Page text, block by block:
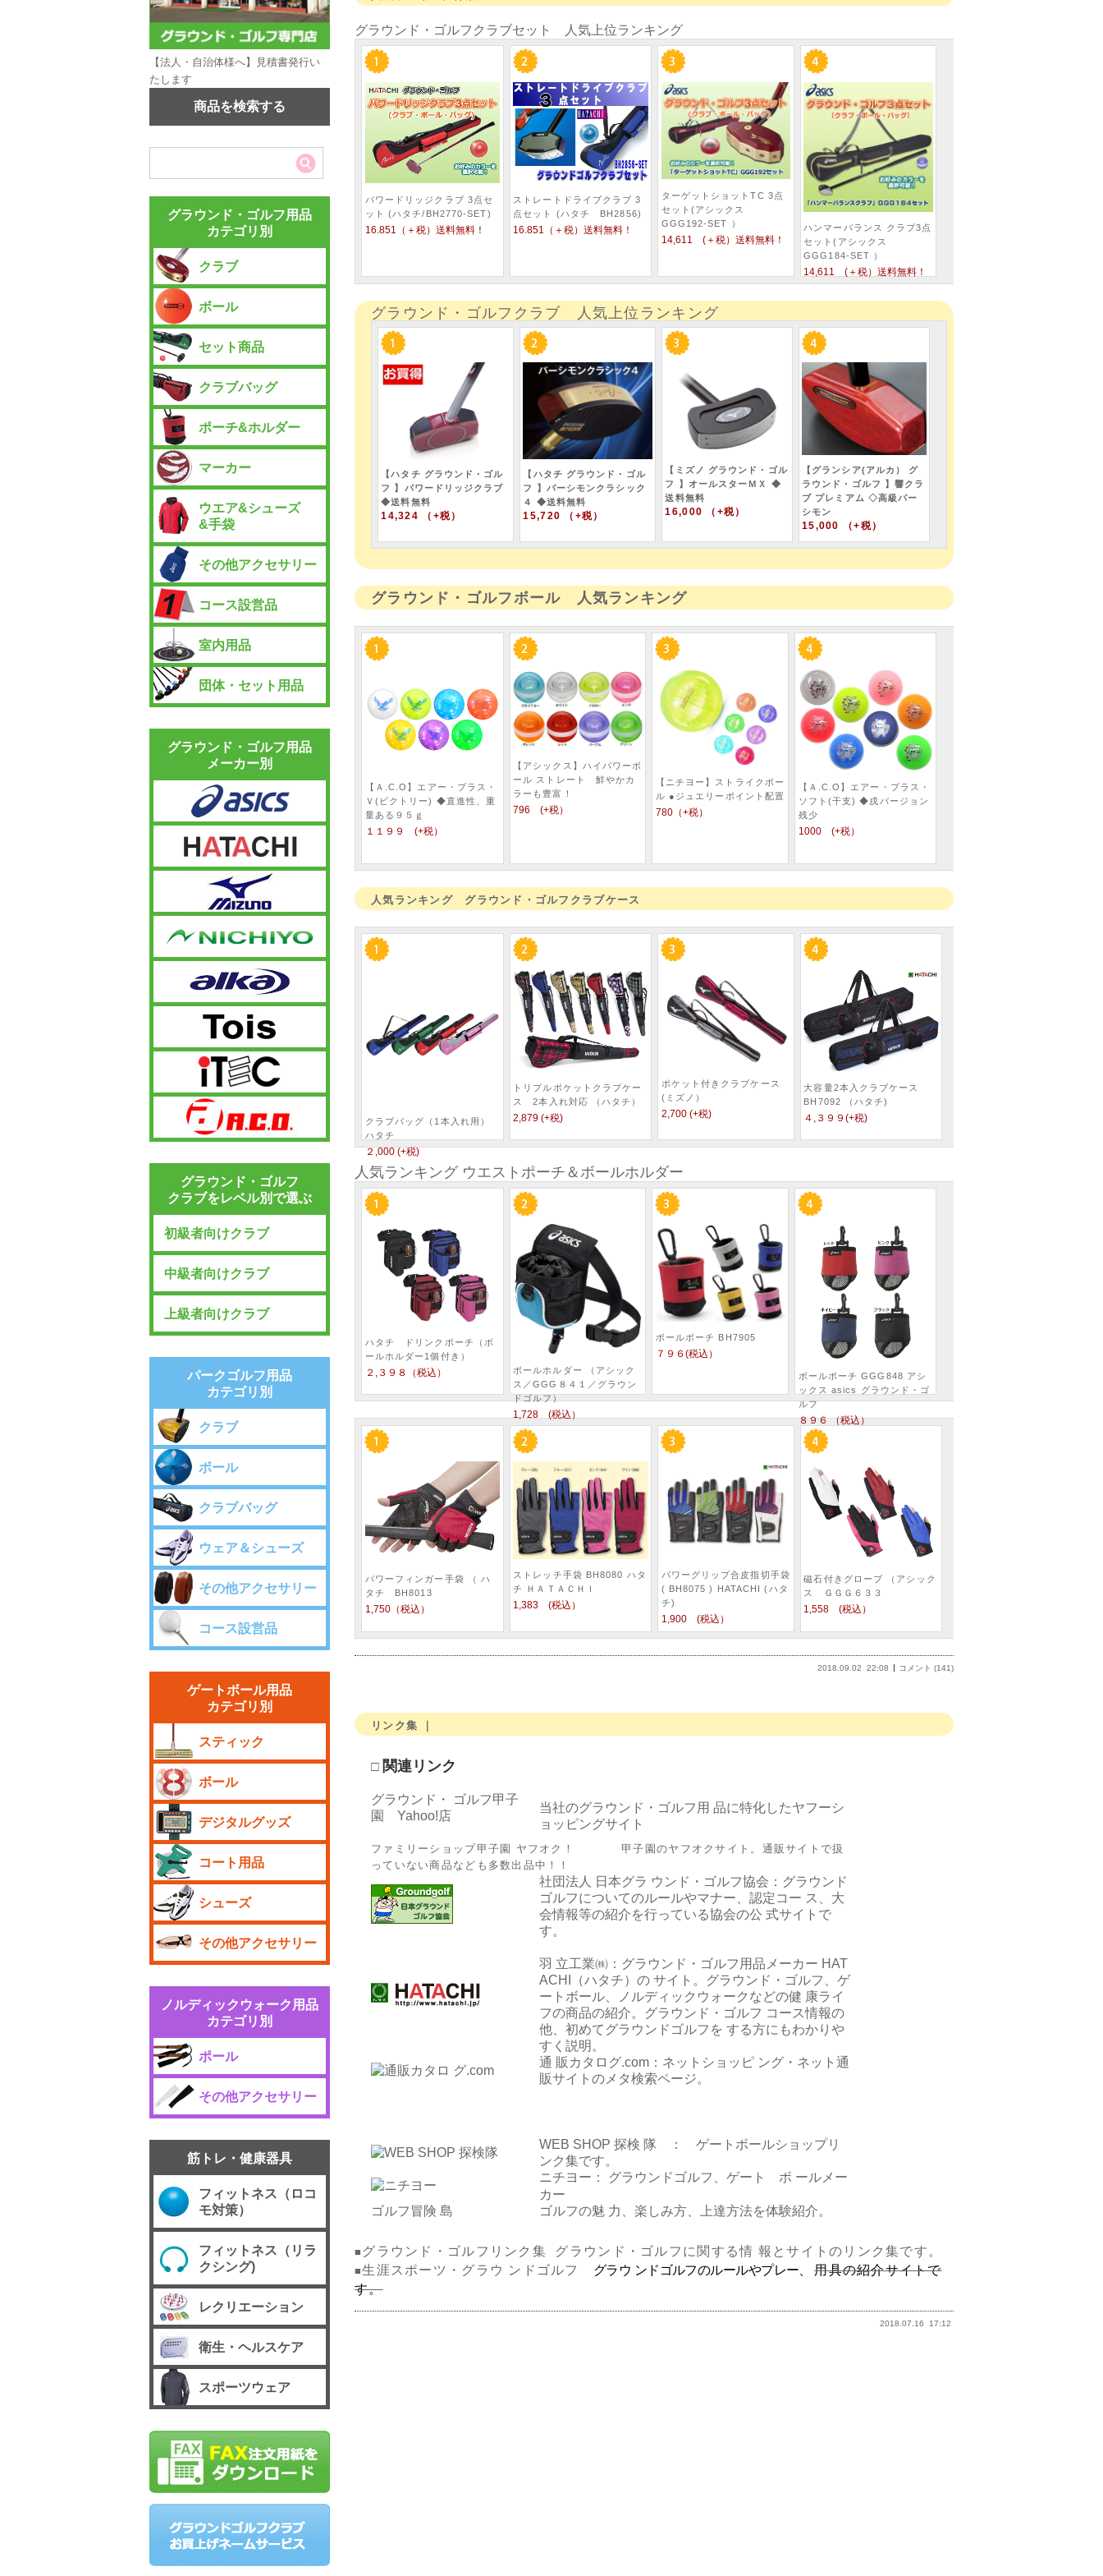
グラウンド・ゴルフクラブセット 人気上位ランキング
パワードリッジクラブ 3点セ
ット (ハタチ/BH2770-SET)
16.851（＋税）送料無料！
ストレートドライブクラブ 3
点セット (ハタチ BH2856)
16.851（＋税）送料無料！
ターゲットショットTC 3点
セット(アシックス
GGG192-SET ）
14,611 (＋税）送料無料！
ハンマーバランス クラブ3点
セット(アシックス
GGG184-SET ）
14,611 (＋税）送料無料！
グラウンド・ゴルフクラブ 人気上位ランキング
【ハタチ グラウンド・ゴル
フ 】パワードリッジクラブ
◆送料無料
14,324 （+税）
【ハタチ グラウンド・ゴル
フ 】パーシモンクラシック
４ ◆送料無料
15,720 （+税）
【ミズノ グラウンド・ゴル
フ 】オールスターＭＸ ◆
送料無料
16,000 （+税）
【グランシア(アルカ） グ
ラウンド・ゴルフ 】響クラ
ブ プレミアム ◇高級パー
シモン
15,000 （+税）
グラウンド・ゴルフボール 人気ランキング
【Ａ.C.O】エアー・プラス・
Ｖ(ビクトリー) ◆直進性、重
量ある９５ｇ
１１９９ (+税）
【アシックス】ハイパワーボ
ール ストレート 鮮やかカ
ラーも豊富！
796 (+税）
【ニチヨー】ストライクボー
ル ●ジュエリーポイント配置
780（+税）
【Ａ.C.O】エアー・プラス・
ソフト(干支) ◆戌バージョン
残少
1000 (+税）
人気ランキング グラウンド・ゴルフクラブケース
クラブバッグ（1本入れ用）
ハタチ
２,000 (+税)
トリプルポケットクラブケー
ス 2本入れ対応 （ハタチ）
2,879 (+税)
ポケット付きクラブケース
(ミズノ）
2,700 (+税)
大容量2本入クラブケース
BH7092 （ハタチ)
４,３９９(+税)
人気ランキング ウエストポーチ＆ボールホルダー
ハタチ ドリンクポーチ（ボ
ールホルダー1個付き）
２,３９８（税込）
ボールホルダー （アシック
ス／GGG８４１／グラウン
ドゴルフ）
1,728 (税込）
ボールポーチ BH7905
７９６(税込）
ボールポーチ GGG848 アシ
ックス asics グラウンド・ゴ
ルフ
８９６ （税込）
パワーフィンガー手袋 （ ハ
タチ BH8013
1,750（税込）
ストレッチ手袋 BH8080 ハタ
チ ＨＡＴＡＣＨＩ
1,383 (税込）
パワーグリップ合皮指切手袋
( BH8075 ) HATACHI (ハタ
チ)
1,900 (税込）
磁石付きグローブ （アシック
ス ＧＧＧ６３３
1,558 (税込）
2018.09.02 22:08 コメント (141)
リンク集 ｜
□ 関連リンク
グラウンド・ ゴルフ甲子
園 Yahoo!店
当社のグラウンド・ゴルフ用 品に特化したヤフーシ
ョッピングサイト
ファミリーショップ甲子園 ヤフオク！
甲子園のヤフオクサイト。通販サイトで扱
っていない商品なども多数出品中！！
社団法人 日本グラ ウンド・ゴルフ協会： グラウンド
ゴルフについてのルールやマナー、認定コー ス、大
会情報等の紹介を行っている協会の公 式サイトで
す。
羽 立工業㈱：グラウンド・ゴルフ用品メーカー HAT
ACHI（ハタチ）の サイト。グラウンド・ゴルフ、ゲ
ートボール、ノルディックウォークなどの健 康ライ
フの商品の紹介。グラウンド・ゴルフ コース情報の
他、初めてグラウンドゴルフを する方にもわかりや
すく説明。
通 販カタログ.com： ネットショッピ ング・ネット通
販サイトのメタ検索ページ。
WEB SHOP 探検 隊 ： ゲートボールショップリ
ンク集です。
ニチヨー：
グラウンドゴルフ、ゲート ボ ールメー
カー
ゴルフ冒険 島
ゴルフの魅 力、楽しみ方、上達方法を体験紹介。
■ グラウンド・ゴルフリンク集 グラウンド・ゴルフに関する情 報とサイトのリンク集です。
■生涯スポーツ・グラウ ンドゴルフ グラウ ンドゴルフのルールやプレー、用具の紹介サイトで
す。
2018.07.16 17:12
【法人・自治体様へ】見積書発行い
たします
商品を検索する
グラウンド・ゴルフ用品
カテゴリ別
クラブ
ボール
セット商品
クラブバッグ
ポーチ&ホルダー
マーカー
ウエア&シューズ
&手袋
その他アクセサリー
コース設営品
室内用品
団体・セット用品
グラウンド・ゴルフ用品
メーカー別
グラウンド・ゴルフ
クラブをレベル別で選ぶ
初級者向けクラブ
中級者向けクラブ
上級者向けクラブ
パークゴルフ用品
カテゴリ別
クラブ
ボール
クラブバッグ
ウェア＆シューズ
その他アクセサリー
コース設営品
ゲートボール用品
カテゴリ別
スティック
ボール
デジタルグッズ
コート用品
シューズ
その他アクセサリー
ノルディックウォーク用品
カテゴリ別
ポール
その他アクセサリー
筋トレ・健康器具
フィットネス（ロコ
モ対策）
フィットネス（リラ
クシング)
レクリエーション
衛生・ヘルスケア
スポーツウェア